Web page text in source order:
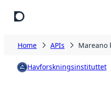
Home APIs Mareano
Havforskningsinstituttet